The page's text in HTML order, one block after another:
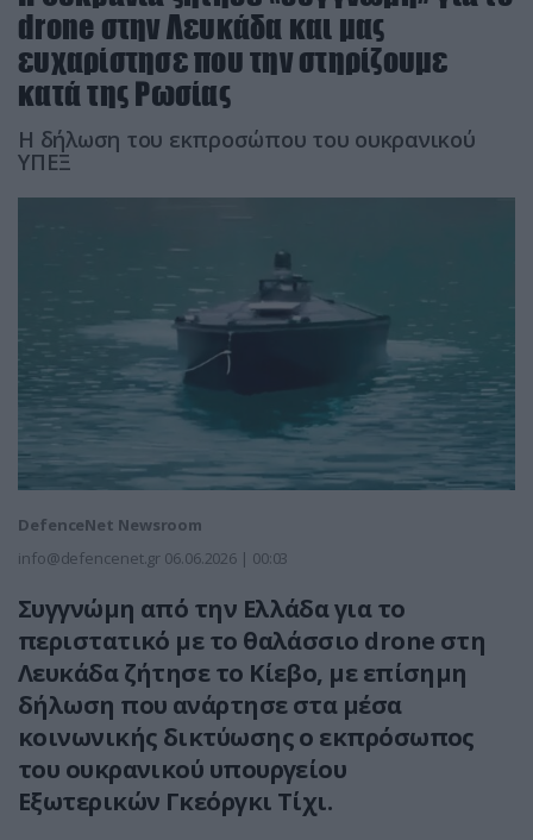
drone στην Λευκάδα και μας
ευχαρίστησε που την στηρίζουμε
κατά της Ρωσίας
Η δήλωση του εκπροσώπου του ουκρανικού
ΥΠΕΞ
DefenceNet Newsroom
info@defencenet.gr 06.06.2026 | 00:03
Συγγνώμη από την Ελλάδα για το
περιστατικό με το θαλάσσιο drone στη
Λευκάδα ζήτησε το Κίεβο, με επίσημη
δήλωση που ανάρτησε στα μέσα
κοινωνικής δικτύωσης ο εκπρόσωπος
του ουκρανικού υπουργείου
Εξωτερικών Γκεόργκι Τίχι.